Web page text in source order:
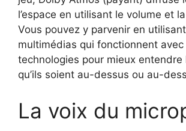
l’espace en utilisant le volume et
Vous pouvez y parvenir en
multimédias qui fonctionnent avec
technologies pour mieux entendre
qu’ils soient au-dessus ou au-
La voix du